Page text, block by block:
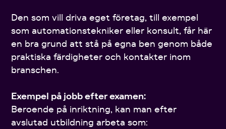
Den som vill driva eget företag, till exempel
som automationstekniker eller konsult, får här
en bra grund att stå på egna ben genom både
praktiska färdigheter och kontakter inom
branschen.
Exempel på jobb efter examen:
Beroende på inriktning, kan man efter
avslutad utbildning arbeta som: